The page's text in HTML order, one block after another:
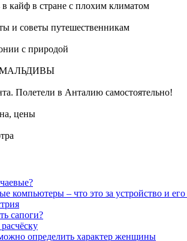
кайф в стране с плохим климатом
и советы путешественникам
с природой
Полетели в Анталию самостоятельно!
цены